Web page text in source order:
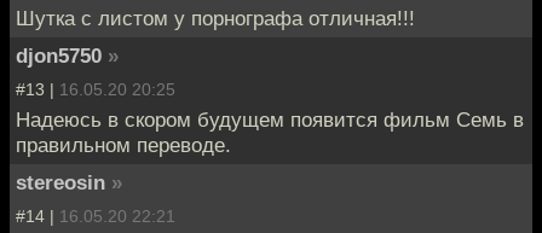
Шутка с листом у порнографа отличная!!!
djon5750 »
#13 | 16.05.20 20:25
Надеюсь в скором будущем появится фильм Семь в
правильном переводе.
stereosin »
#14 | 16.05.20 22:21